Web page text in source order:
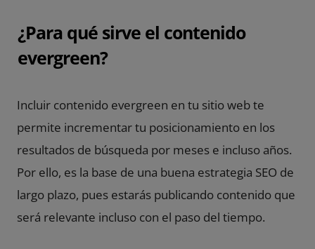
¿Para qué sirve el contenido
evergreen?
Incluir contenido evergreen en tu sitio web te
permite incrementar tu posicionamiento en los
resultados de búsqueda por meses e incluso años.
Por ello, es la base de una buena estrategia SEO de
largo plazo, pues estarás publicando contenido que
será relevante incluso con el paso del tiempo.